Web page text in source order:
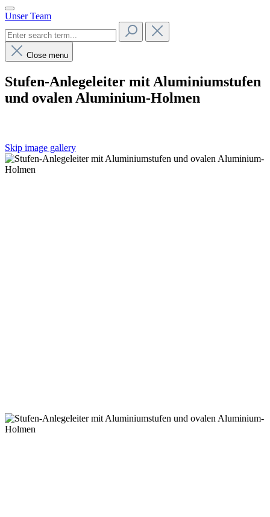
Unser Team
Close menu
Stufen-Anlegeleiter mit Aluminiumstufen
und ovalen Aluminium-Holmen
Skip image gallery